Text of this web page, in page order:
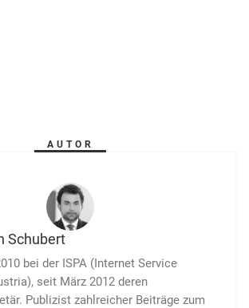
AUTOR
Schubert
bei der ISPA (Internet Service
seit März 2012 deren
Publizist zahlreicher Beiträge zum